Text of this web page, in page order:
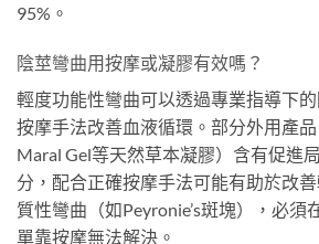
95%。
陰莖彎曲用按摩或凝膠有效嗎？
輕度功能性彎曲可以透過專業指導下
按摩手法改善血液循環。部分外用產品
Maral Gel等天然草本凝膠）含有促進
分，配合正確按摩手法可能有助於改
質性彎曲（如Peyronie’s斑塊），必須
單靠按摩無法解決。